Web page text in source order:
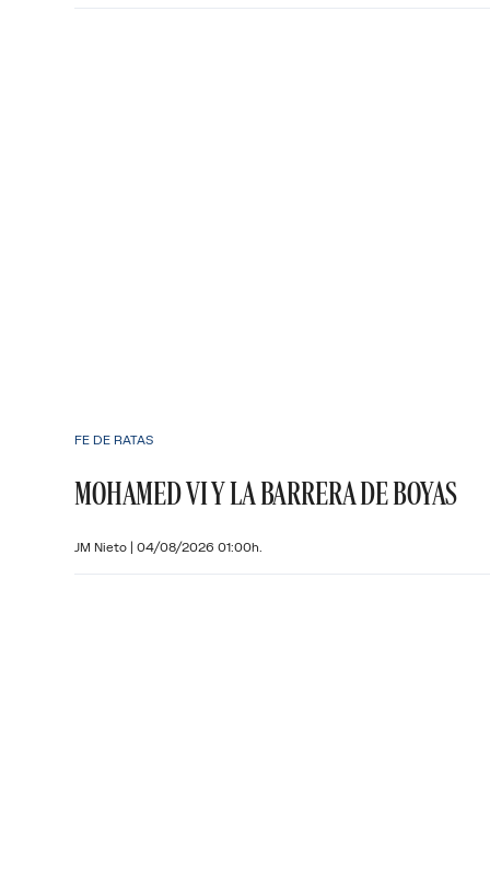
FE DE RATAS
MOHAMED VI Y LA BARRERA DE BOYAS
JM Nieto | 04/08/2026 01:00h.